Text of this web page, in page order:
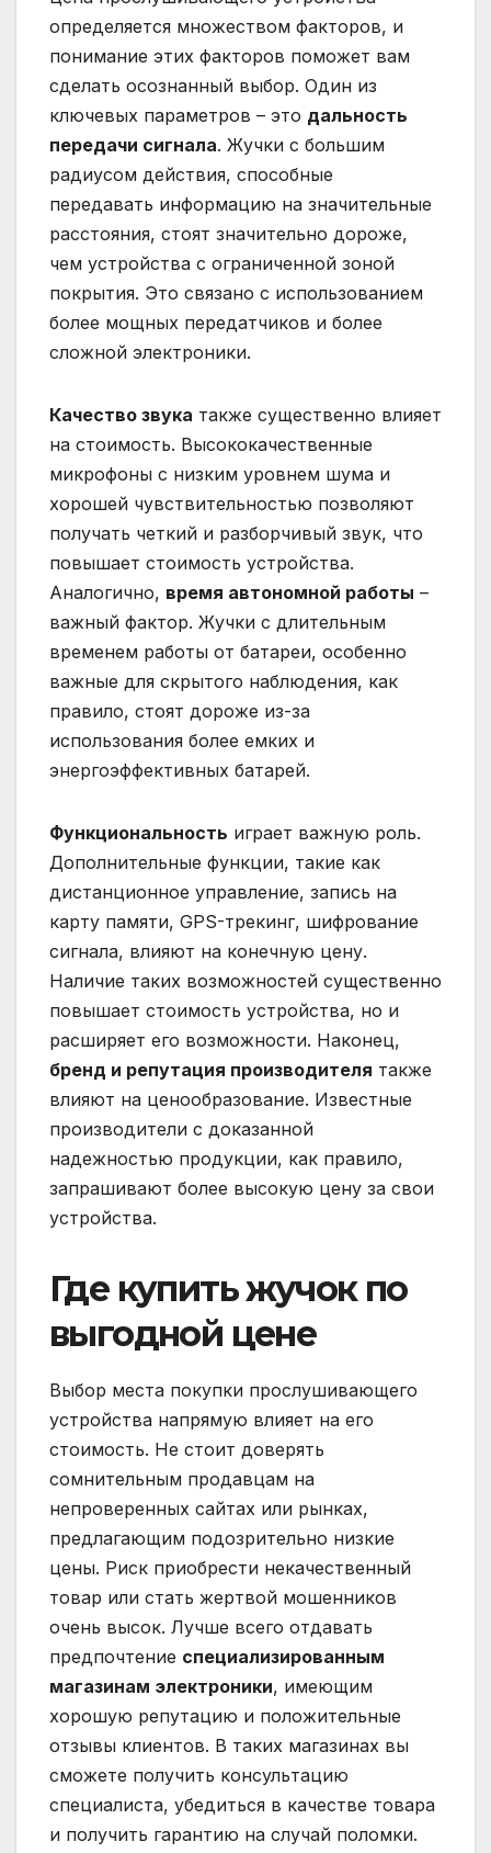
определяется множеством факторов, и
понимание этих факторов поможет вам
сделать осознанный выбор. Один из
ключевых параметров – это дальность
передачи сигнала. Жучки с большим
радиусом действия, способные
передавать информацию на значительные
расстояния, стоят значительно дороже,
чем устройства с ограниченной зоной
покрытия. Это связано с использованием
более мощных передатчиков и более
сложной электроники.
Качество звука также существенно влияет
на стоимость. Высококачественные
микрофоны с низким уровнем шума и
хорошей чувствительностью позволяют
получать четкий и разборчивый звук, что
повышает стоимость устройства.
Аналогично, время автономной работы –
важный фактор. Жучки с длительным
временем работы от батареи, особенно
важные для скрытого наблюдения, как
правило, стоят дороже из-за
использования более емких и
энергоэффективных батарей.
Функциональность играет важную роль.
Дополнительные функции, такие как
дистанционное управление, запись на
карту памяти, GPS-трекинг, шифрование
сигнала, влияют на конечную цену.
Наличие таких возможностей существенно
повышает стоимость устройства, но и
расширяет его возможности. Наконец,
бренд и репутация производителя также
влияют на ценообразование. Известные
производители с доказанной
надежностью продукции, как правило,
запрашивают более высокую цену за свои
устройства.
Где купить жучок по
выгодной цене
Выбор места покупки прослушивающего
устройства напрямую влияет на его
стоимость. Не стоит доверять
сомнительным продавцам на
непроверенных сайтах или рынках,
предлагающим подозрительно низкие
цены. Риск приобрести некачественный
товар или стать жертвой мошенников
очень высок. Лучше всего отдавать
предпочтение специализированным
магазинам электроники, имеющим
хорошую репутацию и положительные
отзывы клиентов. В таких магазинах вы
сможете получить консультацию
специалиста, убедиться в качестве товара
и получить гарантию на случай поломки.